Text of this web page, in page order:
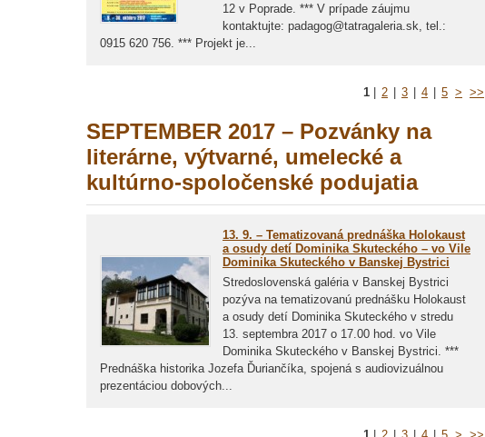
12 v Poprade. *** V prípade záujmu
kontaktujte: padagog@tatragaleria.sk, tel.:
0915 620 756. *** Projekt je...
1 2 3 4 5 > >>
SEPTEMBER 2017 – Pozvánky na
literárne, výtvarné, umelecké a
kultúrno-spoločenské podujatia
13. 9. – Tematizovaná prednáška Holokaust
a osudy detí Dominika Skuteckého – vo Vile
Dominika Skuteckého v Banskej Bystrici
Stredoslovenská galéria v Banskej Bystrici
pozýva na tematizovanú prednášku Holokaust
a osudy detí Dominika Skuteckého v stredu
13. septembra 2017 o 17.00 hod. vo Vile
Dominika Skuteckého v Banskej Bystrici. ***
Prednáška historika Jozefa Ďuriančíka, spojená s audiovizuálnou
prezentáciou dobových...